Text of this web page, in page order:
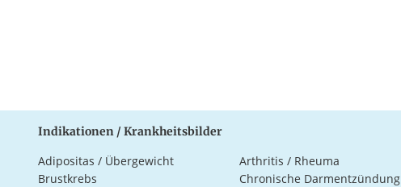
Indikationen / Krankheitsbilder
Adipositas / Übergewicht Arthritis / Rheuma
Brustkrebs
Chronische Darmentzündung